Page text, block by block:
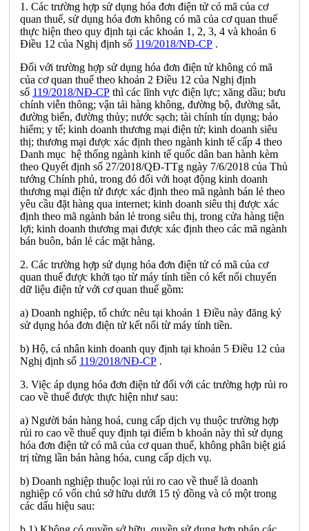
1. Các trường hợp sử dụng hóa đơn điện tử có mã của cơ
quan thuế, sử dụng hóa đơn không có mã của cơ quan thuế
thực hiện theo quy định tại các khoản 1, 2, 3, 4 và khoản 6
Điều 12 của Nghị định số 119/2018/NĐ-CP .
Đối với trường hợp sử dụng hóa đơn điện tử không có mã
của cơ quan thuế theo khoản 2 Điều 12 của Nghị định
số 119/2018/NĐ-CP thì các lĩnh vực điện lực; xăng dầu; bưu
chính viễn thông; vận tải hàng không, đường bộ, đường sắt,
đường biển, đường thủy; nước sạch; tài chính tín dụng; bảo
hiểm; y tế; kinh doanh thương mại điện tử; kinh doanh siêu
thị; thương mại được xác định theo ngành kinh tế cấp 4 theo
Danh mục hệ thống ngành kinh tế quốc dân ban hành kèm
theo Quyết định số 27/2018/QĐ-TTg ngày 7/6/2018 của Thủ
tướng Chính phủ, trong đó đối với hoạt động kinh doanh
thương mại điện tử được xác định theo mã ngành bán lẻ theo
yêu cầu đặt hàng qua internet; kinh doanh siêu thị được xác
định theo mã ngành bán lẻ trong siêu thị, trong cửa hàng tiện
lợi; kinh doanh thương mại được xác định theo các mã ngành
bán buôn, bán lẻ các mặt hàng.
2. Các trường hợp sử dụng hóa đơn điện tử có mã của cơ
quan thuế được khởi tạo từ máy tính tiền có kết nối chuyển
dữ liệu điện tử với cơ quan thuế gồm:
a) Doanh nghiệp, tổ chức nêu tại khoản 1 Điều này đăng ký
sử dụng hóa đơn điện tử kết nối từ máy tính tiền.
b) Hộ, cá nhân kinh doanh quy định tại khoản 5 Điều 12 của
Nghị định số 119/2018/NĐ-CP .
3. Việc áp dụng hóa đơn điện tử đối với các trường hợp rủi ro
cao về thuế được thực hiện như sau:
a) Người bán hàng hoá, cung cấp dịch vụ thuộc trường hợp
rủi ro cao về thuế quy định tại điểm b khoản này thì sử dụng
hóa đơn điện tử có mã của cơ quan thuế, không phân biệt giá
trị từng lần bán hàng hóa, cung cấp dịch vụ.
b) Doanh nghiệp thuộc loại rủi ro cao về thuế là doanh
nghiệp có vốn chủ sở hữu dưới 15 tỷ đồng và có một trong
các dấu hiệu sau: